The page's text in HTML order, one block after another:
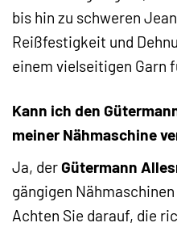
bis hin zu schweren
Reißfestigkeit und
einem vielseitigen Garn
Kann ich den
meiner Nähmaschine
Ja, derGütermann
gängigen
Achten Sie darauf, die